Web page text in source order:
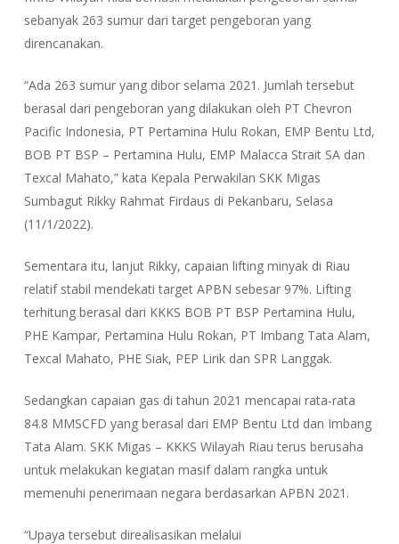
sebanyak 263 sumur dari target pengeboran yang
direncanakan.
“Ada 263 sumur yang dibor selama 2021. Jumlah tersebut
berasal dari pengeboran yang dilakukan oleh PT Chevron
Pacific Indonesia, PT Pertamina Hulu Rokan, EMP Bentu Ltd,
BOB PT BSP – Pertamina Hulu, EMP Malacca Strait SA dan
Texcal Mahato,” kata Kepala Perwakilan SKK Migas
Sumbagut Rikky Rahmat Firdaus di Pekanbaru, Selasa
(11/1/2022).
Sementara itu, lanjut Rikky, capaian lifting minyak di Riau
relatif stabil mendekati target APBN sebesar 97%. Lifting
terhitung berasal dari KKKS BOB PT BSP Pertamina Hulu,
PHE Kampar, Pertamina Hulu Rokan, PT Imbang Tata Alam,
Texcal Mahato, PHE Siak, PEP Lirik dan SPR Langgak.
Sedangkan capaian gas di tahun 2021 mencapai rata-rata
84.8 MMSCFD yang berasal dari EMP Bentu Ltd dan Imbang
Tata Alam. SKK Migas – KKKS Wilayah Riau terus berusaha
untuk melakukan kegiatan masif dalam rangka untuk
memenuhi penerimaan negara berdasarkan APBN 2021.
“Upaya tersebut direalisasikan melalui